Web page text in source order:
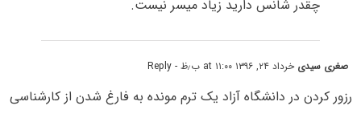
چقدر شانس دارید زیاد میسر نیست.
صغری سیدی خرداد ۲۴, ۱۳۹۶ at ۱۱:۰۰ ب٫ظ - Reply
رزور کردن در دانشگاه آزاد یک ترم مونده به فارغ شدن از کارشناسی